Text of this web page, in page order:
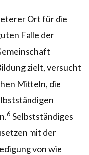
Ort für die
Falle der
zielt, versucht
Mitteln, die
6 Selbstständiges
mit der
von wie